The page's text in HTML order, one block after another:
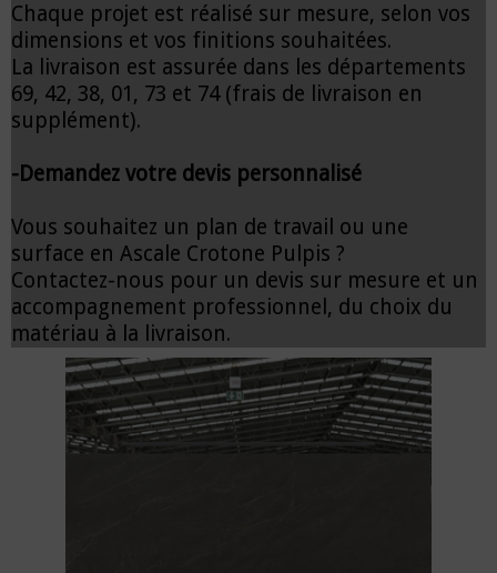
Chaque projet est réalisé sur mesure, selon vos
dimensions et vos finitions souhaitées.
La livraison est assurée dans les départements
69, 42, 38, 01, 73 et 74 (frais de livraison en
supplément).
-Demandez votre devis personnalisé
Vous souhaitez un plan de travail ou une
surface en Ascale Crotone Pulpis ?
Contactez-nous pour un devis sur mesure et un
accompagnement professionnel, du choix du
matériau à la livraison.